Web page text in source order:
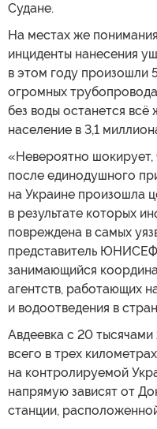
Судане.
На местах же
инциденты нанесения
в этом году произошли
огромных
без воды останется
население в 3,1
«Невероятно шокирует,
после единодушного
на Украине произошла
в результате которых
повреждена в самых
представитель
занимающийся
агентств, работающих
и водоотведения в
Авдеевка с 20
всего в трех
на контролируемой
напрямую зависят от
станции,